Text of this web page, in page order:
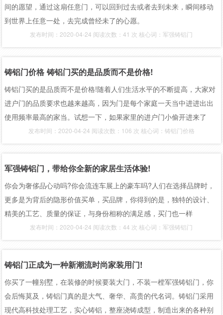
间的愿望，通过这扇任意门，可以回到过去或者去到未来，瞬间移动
到世界上任意一处，去完成曾经未了的心愿。
发布时间：2020-04-24 阅读次数：41 次 核心词：军强铸铝门
铸铝门价格 铸铝门买的是品质而不是价格!
铸铝门买的是品质而不是价格!随着人们生活水平的不断提高，大家对
进户门的品质要求也越来越高，因为门是每个家庭一天当中进进出出
使用频率最高的家当。试想一下，如果家里的进户门小偷开进来了
发布时间：2020-04-24 阅读次数：106 次 核心词：铸铝门价格
军强铸铝门，带给你全新的家居生活体验!
你会为奢侈品心动吗?你会流连车展上的豪车吗?人们在选择品牌时，
更多是为背后的隐形价值买单，买品牌，你得到的是，独特的设计、
精美的工艺、质量的保证，与身份相称的满足感，买门也一样
发布时间：2020-04-24 阅读次数：44 次 核心词：军强铸铝门
铸铝门正成为一种新潮流时尚家装用门!
你买了一幢别墅，在装修的时候要装大门，不装一樘军强铸铝门，你
会后悔莫及，铸铝门真的是大气、奢华、高贵的代名词。铸铝门采用
现代高科技处理工艺，实心铸铝，整座浇铸成型，制造出来的各种别